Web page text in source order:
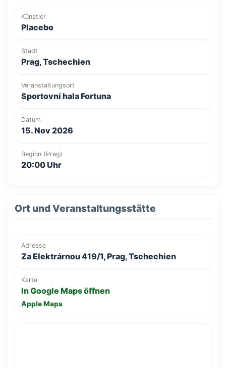
Künstler
Placebo
Stadt
Prag, Tschechien
Veranstaltungsort
Sportovní hala Fortuna
Datum
15. Nov 2026
Beginn (Prag)
20:00 Uhr
Ort und Veranstaltungsstätte
Adresse
Za Elektrárnou 419/1, Prag, Tschechien
Karte
In Google Maps öffnen
Apple Maps